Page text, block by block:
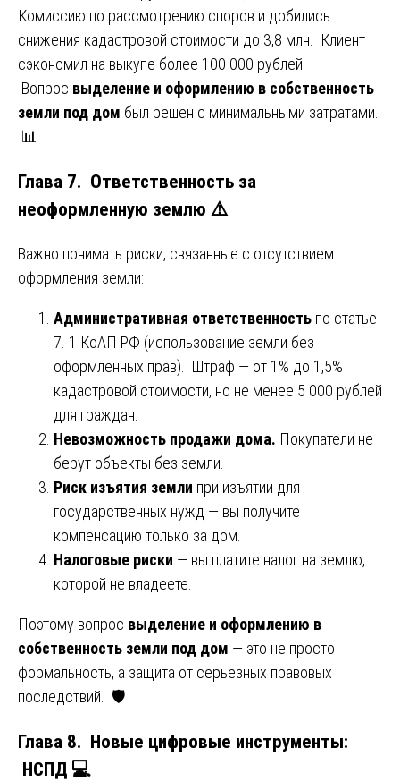
Комиссию по рассмотрению споров и добились
снижения кадастровой стоимости до 3,8 млн. Клиент
сэкономил на выкупе более 100 000 рублей.
Вопрос выделение и оформлению в собственность
земли под дом был решен с минимальными затратами.
📊
Глава 7. Ответственность за
неоформленную землю ⚠️
Важно понимать риски, связанные с отсутствием
оформления земли:
Административная ответственность по статье
7. 1 КоАП РФ (использование земли без
оформленных прав). Штраф — от 1% до 1,5%
кадастровой стоимости, но не менее 5 000 рублей
для граждан.
Невозможность продажи дома. Покупатели не
берут объекты без земли.
Риск изъятия земли при изъятии для
государственных нужд — вы получите
компенсацию только за дом.
Налоговые риски — вы платите налог на землю,
которой не владеете.
Поэтому вопрос выделение и оформлению в
собственность земли под дом — это не просто
формальность, а защита от серьезных правовых
последствий. 🛡️
Глава 8. Новые цифровые инструменты:
НСПД 💻